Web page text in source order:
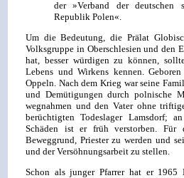
der »Verband der deutschen
Republik Polen«.
Um die Bedeutung, die Prälat
Volksgruppe in Oberschlesien und den
hat, besser würdigen zu können,
Lebens und Wirkens kennen.
Oppeln. Nach dem Krieg war seine
und Demütigungen durch polnische
wegnahmen und den Vater ohne
berüchtigten Todeslager Lamsdorf;
Schäden ist er früh verstorben. Für
Beweggrund, Priester zu werden und
und der Versöhnungsarbeit zu stellen.
Schon als junger Pfarrer hat er